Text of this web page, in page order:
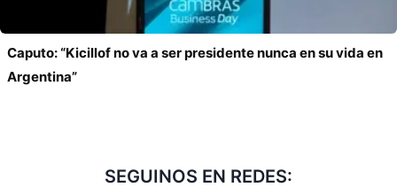
Caputo: “Kicillof no va a ser presidente nunca en su vida en
Argentina”
SEGUINOS EN REDES: